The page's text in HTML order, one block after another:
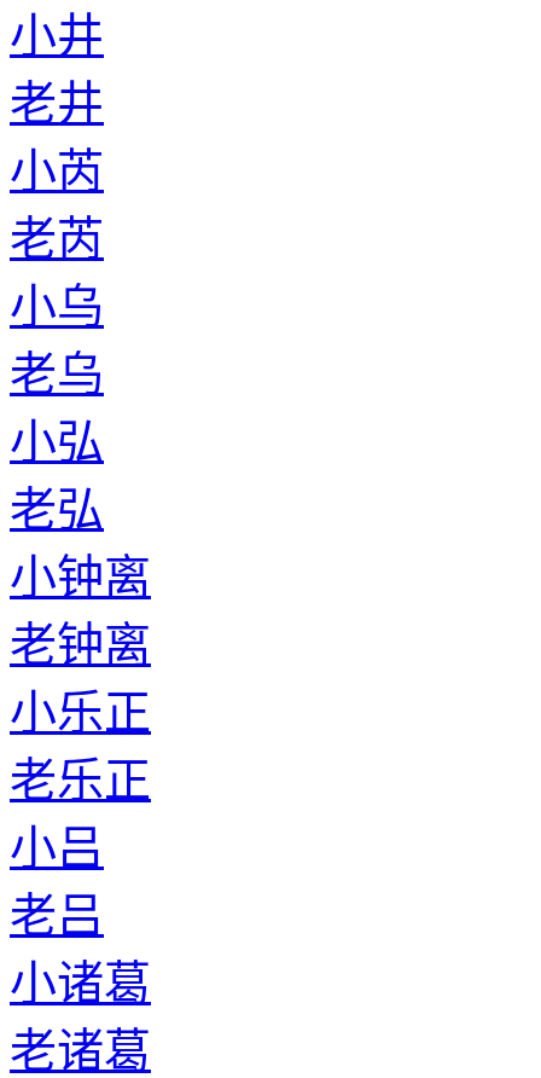
小井
老井
小芮
老芮
小乌
老乌
小弘
老弘
小钟离
老钟离
小乐正
老乐正
小吕
老吕
小诸葛
老诸葛